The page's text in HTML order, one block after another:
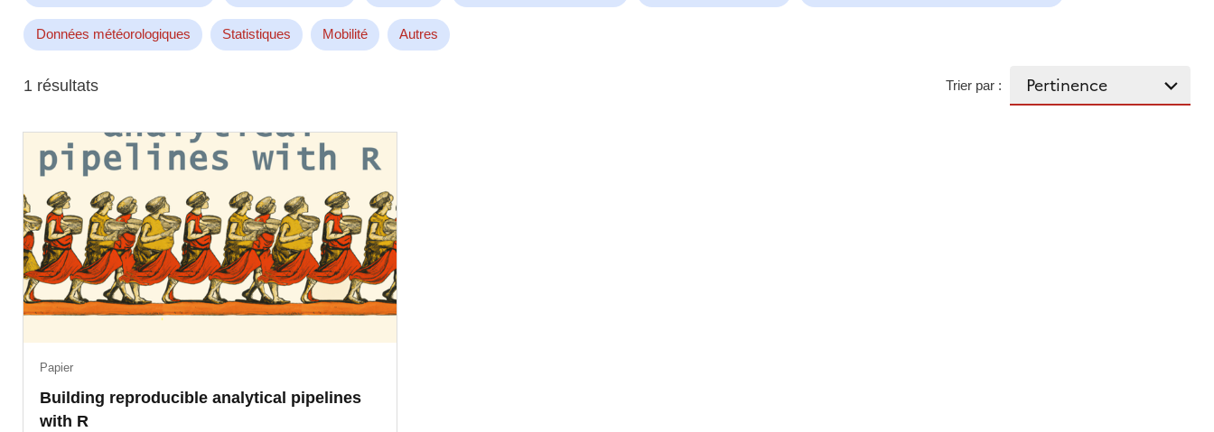
Données météorologiques Statistiques Mobilité Autres
1 résultats Trier par :
Building reproducible analytical pipelines
with R
Papier